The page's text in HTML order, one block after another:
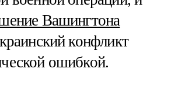
Вашингтона
конфликт
ошибкой.